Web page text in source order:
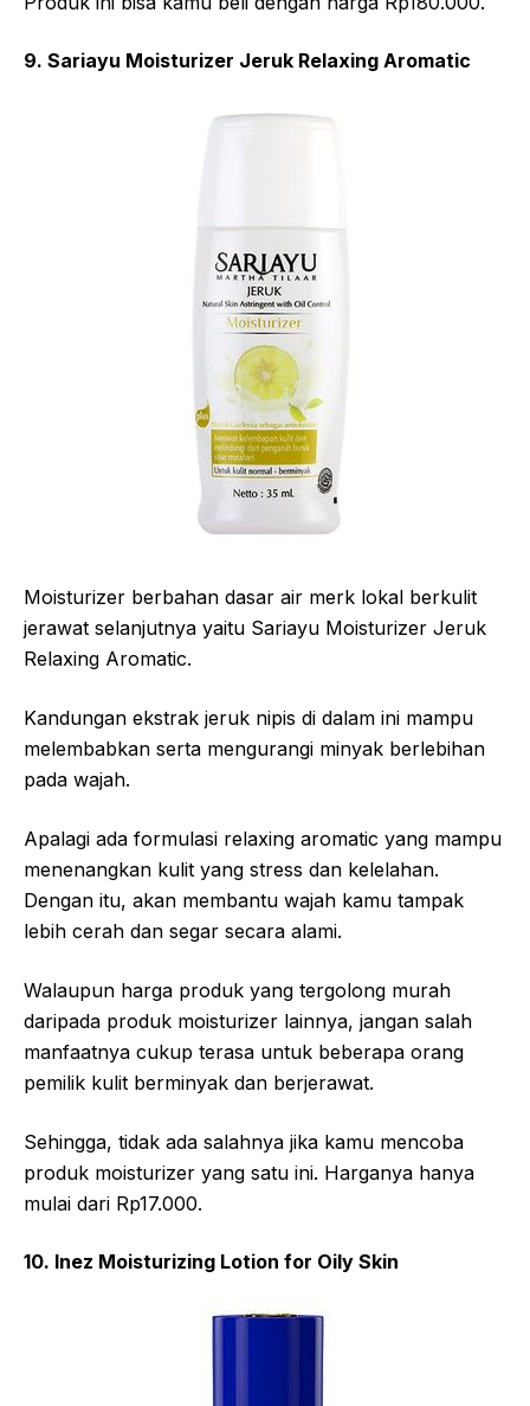
9. Sariayu Moisturizer Jeruk Relaxing Aromatic
Moisturizer berbahan dasar air merk lokal berkulit
jerawat selanjutnya yaitu Sariayu Moisturizer Jeruk
Relaxing Aromatic.
Kandungan ekstrak jeruk nipis di dalam ini mampu
melembabkan serta mengurangi minyak berlebihan
pada wajah.
Apalagi ada formulasi relaxing aromatic yang mampu
menenangkan kulit yang stress dan kelelahan.
Dengan itu, akan membantu wajah kamu tampak
lebih cerah dan segar secara alami.
Walaupun harga produk yang tergolong murah
daripada produk moisturizer lainnya, jangan salah
manfaatnya cukup terasa untuk beberapa orang
pemilik kulit berminyak dan berjerawat.
Sehingga, tidak ada salahnya jika kamu mencoba
produk moisturizer yang satu ini. Harganya hanya
mulai dari Rp17.000.
10. Inez Moisturizing Lotion for Oily Skin